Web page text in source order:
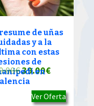
de uñas
y a la
con estas
de
en
€El
precio
original
39.00€El
actual
Ver Oferta